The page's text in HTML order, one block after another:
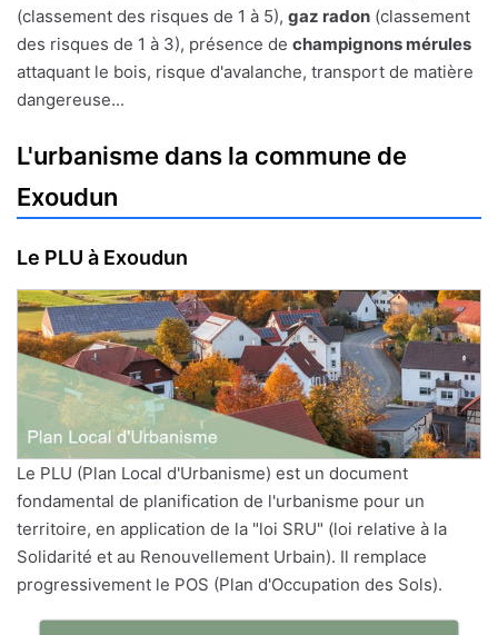
(classement des risques de 1 à 5), gaz radon (classement
des risques de 1 à 3), présence de champignons mérules
attaquant le bois, risque d'avalanche, transport de matière
dangereuse...
L'urbanisme dans la commune de
Exoudun
Le PLU à Exoudun
Le PLU (Plan Local d'Urbanisme) est un document
fondamental de planification de l'urbanisme pour un
territoire, en application de la "loi SRU" (loi relative à la
Solidarité et au Renouvellement Urbain). Il remplace
progressivement le POS (Plan d'Occupation des Sols).